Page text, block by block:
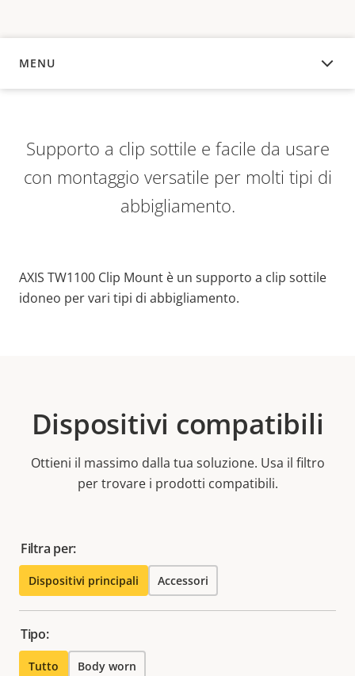
MENU
PANORAMICA
Supporto a clip sottile e facile da usare
con montaggio versatile per molti tipi di
abbigliamento.
AXIS TW1100 Clip Mount è un supporto a clip sottile
idoneo per vari tipi di abbigliamento.
Dispositivi compatibili
Ottieni il massimo dalla tua soluzione. Usa il filtro
per trovare i prodotti compatibili.
Filtra per:
Dispositivi principali Accessori
Tipo:
Tutto Body worn